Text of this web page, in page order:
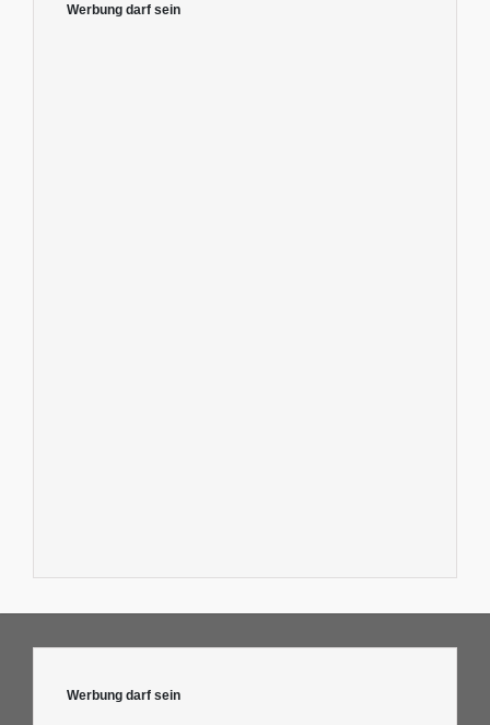
Werbung darf sein
Werbung darf sein